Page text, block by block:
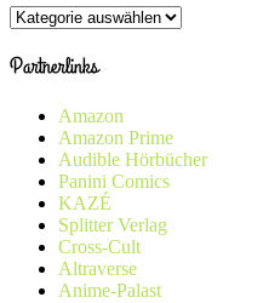
Kategorien
Partnerlinks
Amazon
Amazon Prime
Audible Hörbücher
Panini Comics
KAZÉ
Splitter Verlag
Cross-Cult
Altraverse
Anime-Palast